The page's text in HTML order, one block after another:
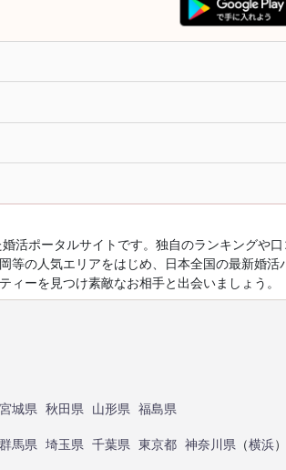
活ポータルサイトです。独自のランキングや
等の人気エリアをはじめ、日本全国の最新婚
ィーを見つけ素敵なお相手と出会いましょう。
宮城県 秋田県 山形県 福島県
群馬県 埼玉県 千葉県 東京都 神奈川県 （横浜）